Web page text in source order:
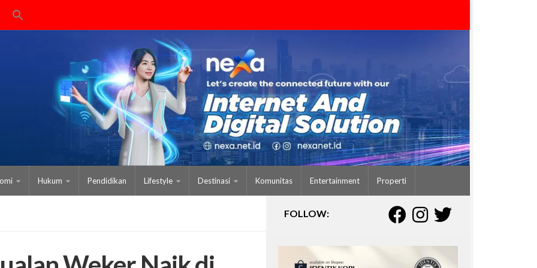
Hukum Pendidikan Lifestyle Destinasi Komunitas Entertainment Properti
FOLLOW: